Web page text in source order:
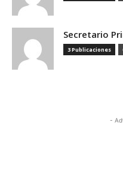
Secretario
3 Publicaciones
-